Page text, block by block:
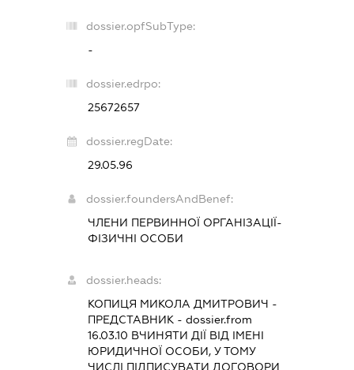
dossier.opfSubType:
-
dossier.edrpo:
25672657
dossier.regDate:
29.05.96
dossier.foundersAndBenef:
ЧЛЕНИ ПЕРВИННОЇ ОРГАНІЗАЦІЇ-
ФІЗИЧНІ ОСОБИ
dossier.heads:
КОПИЦЯ МИКОЛА ДМИТРОВИЧ -
ПРЕДСТАВНИК - dossier.from
16.03.10 ВЧИНЯТИ ДІЇ ВІД ІМЕНІ
ЮРИДИЧНОЇ ОСОБИ, У ТОМУ
ЧИСЛІ ПІДПИСУВАТИ ДОГОВОРИ